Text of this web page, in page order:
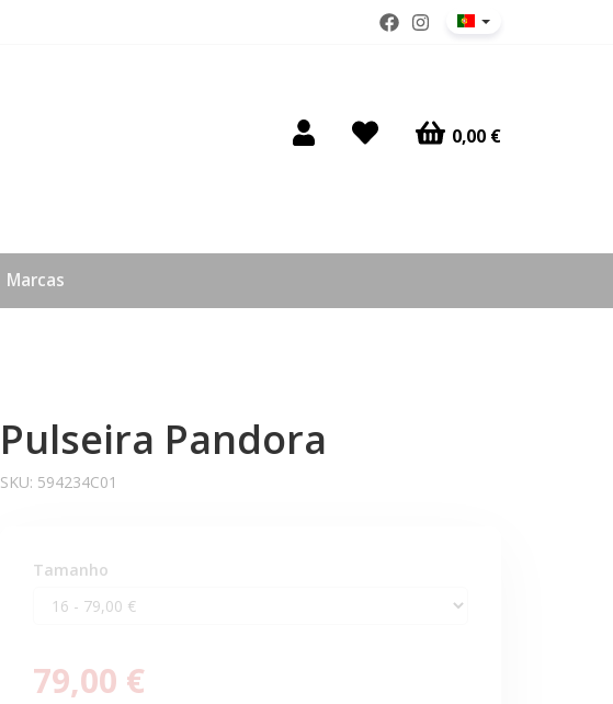
0,00 €
Marcas
Pulseira Pandora
SKU: 594234C01
Tamanho
79,00 €